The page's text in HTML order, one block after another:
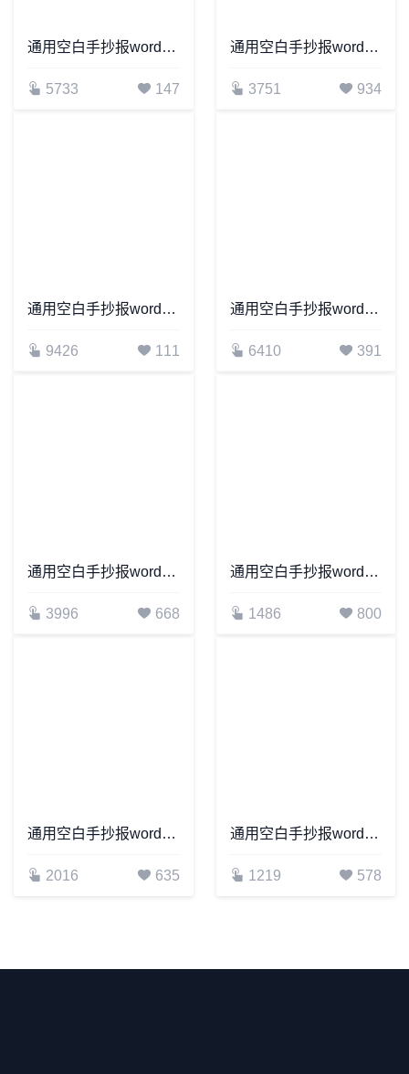
通用空白手抄报word模板(17)
5733 147
通用空白手抄报word模板(1)
3751 934
通用空白手抄报word模板(14)
9426 111
通用空白手抄报word模板(27)
6410 391
通用空白手抄报word模板(25)
3996 668
通用空白手抄报word模板(3)
1486 800
通用空白手抄报word模板(29)
2016 635
通用空白手抄报word模板(5)
1219 578